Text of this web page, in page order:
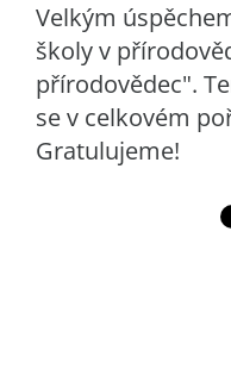
Velkým
školy v
přírodovědec".
se v celkovém
Gratulujeme!